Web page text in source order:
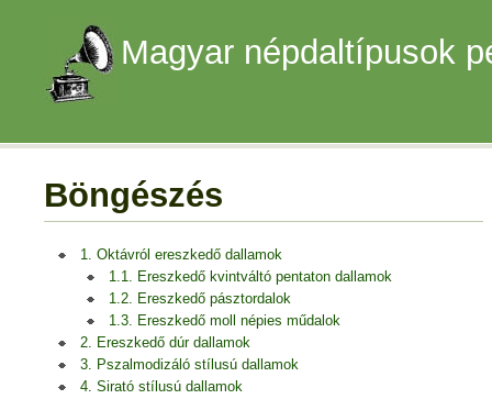
Magyar népdaltípusok
Böngészés
1. Oktávról ereszkedő dallamok
1.1. Ereszkedő kvintváltó pentaton dallamok
1.2. Ereszkedő pásztordalok
1.3. Ereszkedő moll népies műdalok
2. Ereszkedő dúr dallamok
3. Pszalmodizáló stílusú dallamok
4. Sirató stílusú dallamok